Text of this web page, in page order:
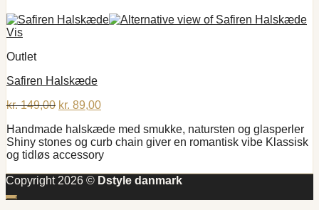
Vis
Outlet
Safiren Halskæde
kr.149,00 Den
pris
var:
kr. 149,00.
kr. 89,00Den
pris
er:
kr. 89,00.
Handmade halskæde med smukke, natursten og glasperler
Shiny stones og curb chain giver en romantisk vibe Klassisk
og tidløs accessory
Copyright 2026 © Dstyle danmark